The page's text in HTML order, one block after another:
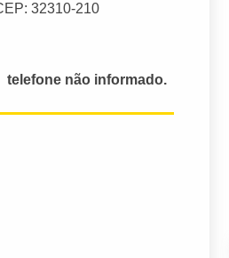
32310-210
telefone não informado.